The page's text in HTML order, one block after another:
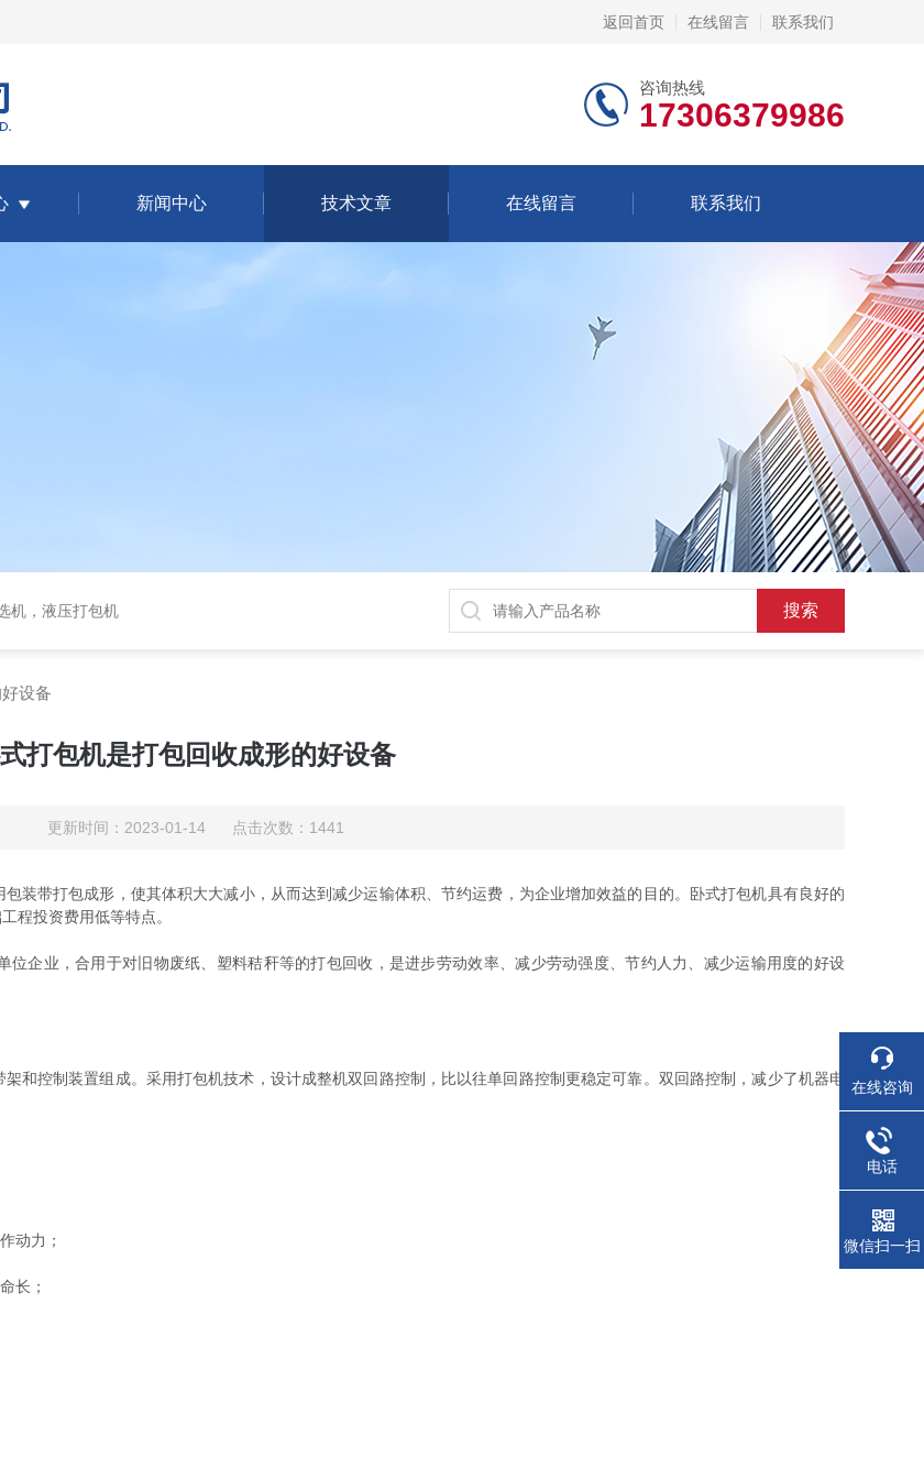
返回首页 在线留言 联系我们
咨询热线
17306379986
新闻中心 技术文章 在线留言 联系我们
机，液压打包机
设备
打包机是打包回收成形的好设备
更新时间：2023-01-14 点击次数：1441
装带打包成形，使其体积大大减小，从而达到减少运输体积、节约运费，为企业增加效益的目的。卧式打包机具有良好的
程投资费用低等特点。
业，合用于对旧物废纸、塑料秸秆等的打包回收，是进步劳动效率、减少劳动强度、节约人力、减少运输用度的好设
控制装置组成。采用打包机技术，设计成整机双回路控制，比以往单回路控制更稳定可靠。双回路控制，减少了机器电
动力；
长；
在线咨询
电话
微信扫一扫